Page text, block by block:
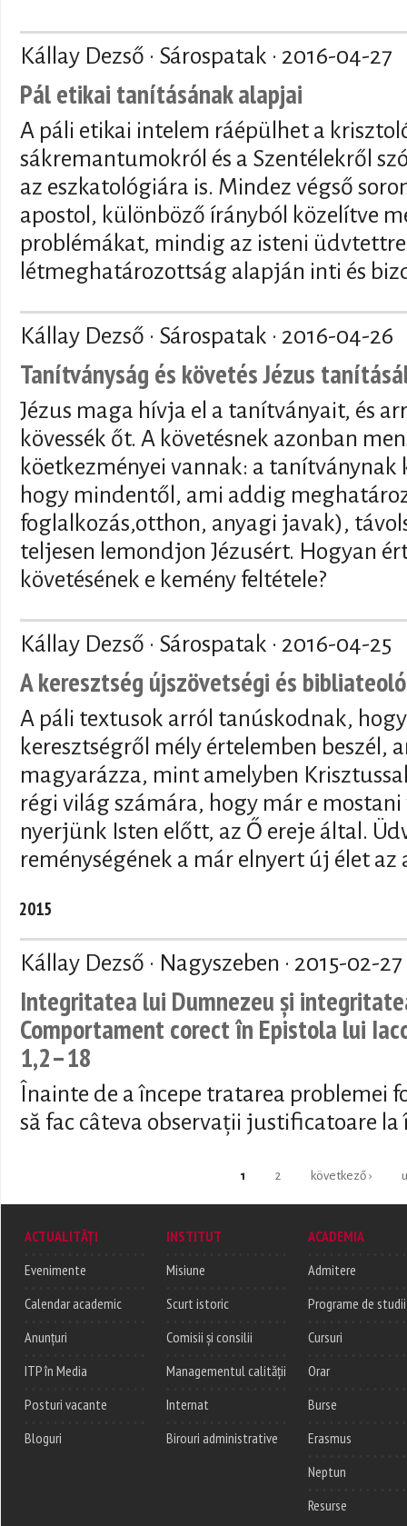
Kállay Dezső · Sárospatak · 2016-04-27
Pál etikai tanításának alapjai
A páli etikai intelem ráépülhet a
sákremantumokról és a Szentélekről
az eszkatológiára is. Mindez végső
apostol, különböző írányból közelítve
problémákat, mindig az isteni
létmeghatározottság alapján inti és
Kállay Dezső · Sárospatak · 2016-04-26
Tanítványság és követés Jézus
Jézus maga hívja el a tanítványait, és
kövessék őt. A követésnek azonban
köetkezményei vannak: a tanítványnak
hogy mindentől, ami addig
foglalkozás,otthon, anyagi javak),
teljesen lemondjon Jézusért. Hogyan
követésének e kemény feltétele?
Kállay Dezső · Sárospatak · 2016-04-25
A keresztség újszövetségi és
A páli textusok arról tanúskodnak,
keresztségről mély értelemben beszél,
magyarázza, mint amelyben
régi világ számára, hogy már e
nyerjünk Isten előtt, az Ő ereje által.
reménységének a már elnyert új élet az
2015
Kállay Dezső · Nagyszeben · 2015-02-27
Integritatea lui Dumnezeu și
Comportament corect în Epistola lui
1,2–18
Înainte de a începe tratarea problemei
să fac câteva observații justificatoare
1 2 következő ›
ACTUALITĂȚI
Evenimente
Calendar academic
Anunțuri
ITP în Media
Posturi vacante
Bloguri
INSTITUT
Misiune
Scurt istoric
Comisii și consilii
Managementul calității
Internat
Birouri administrative
ACADEMIA
Admitere
Programe de studii
Cursuri
Orar
Burse
Erasmus
Neptun
Resurse